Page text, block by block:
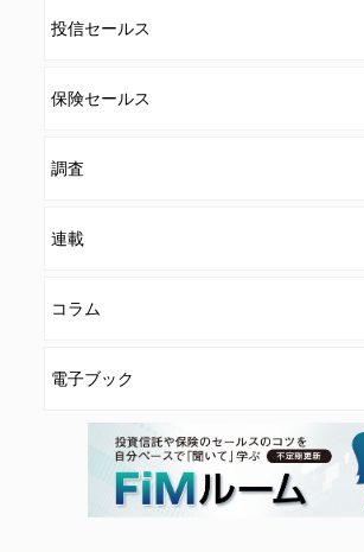
投信セールス
保険セールス
調査
連載
コラム
電子ブック